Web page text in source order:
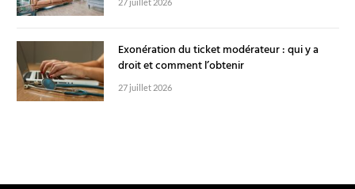
27 juillet 2026
Exonération du ticket modérateur : qui y a
droit et comment l’obtenir
27 juillet 2026